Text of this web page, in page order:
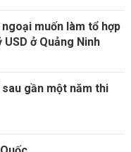
muốn làm tổ hợp
ở Quảng Ninh
gần một năm thi